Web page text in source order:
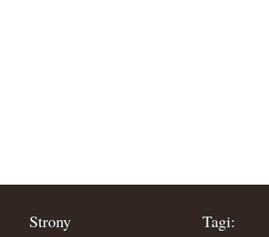
Strony Tagi: